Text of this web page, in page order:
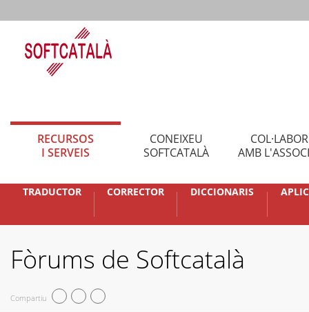
RECURSOS
I SERVEIS
CONEIXEU
SOFTCATALÀ
AMB
TRADUCTOR CORRECTOR DICCIONARIS
Fòrums de Softcatalà
Compartiu